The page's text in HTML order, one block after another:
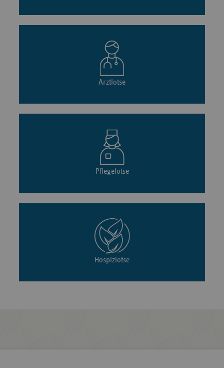
Arztlotse
Pflegelotse
Hospizlotse